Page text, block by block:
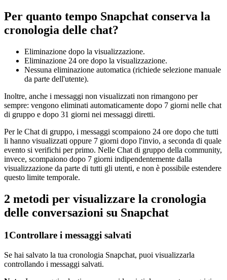
Per quanto tempo Snapchat conserva la
cronologia delle chat?
Eliminazione dopo la visualizzazione.
Eliminazione 24 ore dopo la visualizzazione.
Nessuna eliminazione automatica (richiede selezione manuale
da parte dell'utente).
Inoltre, anche i messaggi non visualizzati non rimangono per
sempre: vengono eliminati automaticamente dopo 7 giorni nelle chat
di gruppo e dopo 31 giorni nei messaggi diretti.
Per le Chat di gruppo, i messaggi scompaiono 24 ore dopo che tutti
li hanno visualizzati oppure 7 giorni dopo l'invio, a seconda di quale
evento si verifichi per primo. Nelle Chat di gruppo della community,
invece, scompaiono dopo 7 giorni indipendentemente dalla
visualizzazione da parte di tutti gli utenti, e non è possibile estendere
questo limite temporale.
2 metodi per visualizzare la cronologia
delle conversazioni su Snapchat
1Controllare i messaggi salvati
Se hai salvato la tua cronologia Snapchat, puoi visualizzarla
controllando i messaggi salvati.